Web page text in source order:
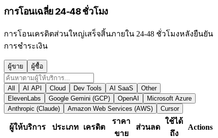
การโอนเฉลี่ย 24-48 ชั่วโมง
การโอนเครดิตส่วนใหญ่เสร็จสิ้นภายใน 24-48 ชั่วโมงหลังยืนยัน
การชำระเงิน
ผู้ขาย ผู้ซื้อ
All AI API Cloud Dev Tools AI SaaS
Other
ElevenLabs
Google Gemini (GCP) OpenAI
Microsoft Azure
Anthropic (Claude)
Amazon Web Services (AWS) Cursor
ผู้ให้บริการ ประเภท เครดิต
ราคา
ขาย
ส่วนลด
ใช้ได้
ถึง
Actions